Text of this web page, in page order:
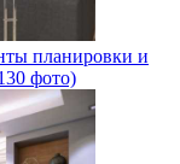
планировки и
фото)